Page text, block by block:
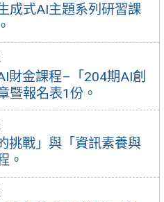
成式AI主題系列研習課
財金課程–「204期AI創
暨報名表1份。
挑戰」與「資訊素養與
。